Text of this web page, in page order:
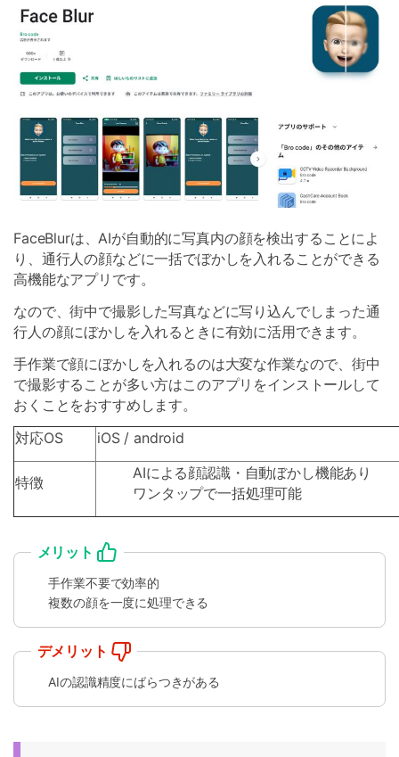
FaceBlurは、AIが自動的に写真内の顔を検出することによ
り、通行人の顔などに一括でぼかしを入れることができる
高機能なアプリです。
なので、街中で撮影した写真などに写り込んでしまった通
行人の顔にぼかしを入れるときに有効に活用できます。
手作業で顔にぼかしを入れるのは大変な作業なので、街中
で撮影することが多い方はこのアプリをインストールして
おくことをおすすめします。
対応OS
iOS / android
特徴
AIによる顔認識・自動ぼかし機能あり
ワンタップで一括処理可能
メリット
手作業不要で効率的
複数の顔を一度に処理できる
デメリット
AIの認識精度にばらつきがある